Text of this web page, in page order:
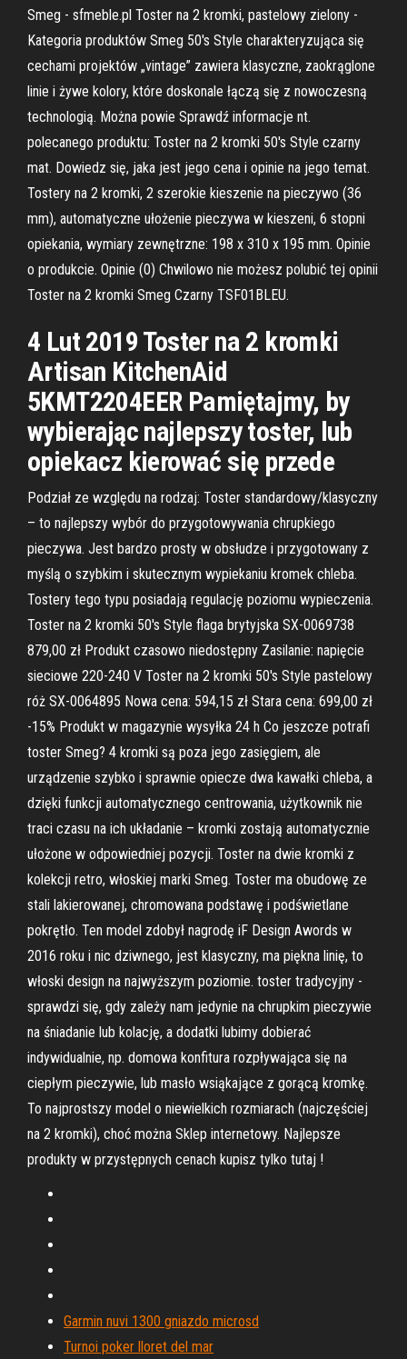
Smeg - sfmeble.pl Toster na 2 kromki, pastelowy zielony -
Kategoria produktów Smeg 50's Style charakteryzująca się
cechami projektów „vintage” zawiera klasyczne, zaokrąglone
linie i żywe kolory, które doskonale łączą się z nowoczesną
technologią. Można powie Sprawdź informacje nt.
polecanego produktu: Toster na 2 kromki 50's Style czarny
mat. Dowiedz się, jaka jest jego cena i opinie na jego temat.
Tostery na 2 kromki, 2 szerokie kieszenie na pieczywo (36
mm), automatyczne ułożenie pieczywa w kieszeni, 6 stopni
opiekania, wymiary zewnętrzne: 198 x 310 x 195 mm. Opinie
o produkcie. Opinie (0) Chwilowo nie możesz polubić tej opinii
Toster na 2 kromki Smeg Czarny TSF01BLEU.
4 Lut 2019 Toster na 2 kromki
Artisan KitchenAid
5KMT2204EER Pamiętajmy, by
wybierając najlepszy toster, lub
opiekacz kierować się przede
Podział ze względu na rodzaj: Toster standardowy/klasyczny
– to najlepszy wybór do przygotowywania chrupkiego
pieczywa. Jest bardzo prosty w obsłudze i przygotowany z
myślą o szybkim i skutecznym wypiekaniu kromek chleba.
Tostery tego typu posiadają regulację poziomu wypieczenia.
Toster na 2 kromki 50's Style flaga brytyjska SX-0069738
879,00 zł Produkt czasowo niedostępny Zasilanie: napięcie
sieciowe 220-240 V Toster na 2 kromki 50's Style pastelowy
róż SX-0064895 Nowa cena: 594,15 zł Stara cena: 699,00 zł
-15% Produkt w magazynie wysyłka 24 h Co jeszcze potrafi
toster Smeg? 4 kromki są poza jego zasięgiem, ale
urządzenie szybko i sprawnie opiecze dwa kawałki chleba, a
dzięki funkcji automatycznego centrowania, użytkownik nie
traci czasu na ich układanie – kromki zostają automatycznie
ułożone w odpowiedniej pozycji. Toster na dwie kromki z
kolekcji retro, włoskiej marki Smeg. Toster ma obudowę ze
stali lakierowanej, chromowana podstawę i podświetlane
pokrętło. Ten model zdobył nagrodę iF Design Awords w
2016 roku i nic dziwnego, jest klasyczny, ma piękna linię, to
włoski design na najwyższym poziomie. toster tradycyjny -
sprawdzi się, gdy zależy nam jedynie na chrupkim pieczywie
na śniadanie lub kolację, a dodatki lubimy dobierać
indywidualnie, np. domowa konfitura rozpływająca się na
ciepłym pieczywie, lub masło wsiąkające z gorącą kromkę.
To najprostszy model o niewielkich rozmiarach (najczęściej
na 2 kromki), choć można Sklep internetowy. Najlepsze
produkty w przystępnych cenach kupisz tylko tutaj !
Garmin nuvi 1300 gniazdo microsd
Turnoi poker lloret del mar